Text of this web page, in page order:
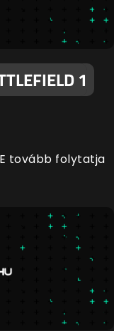
1
tovább folytatja